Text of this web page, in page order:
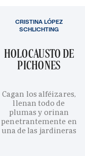
HOLOCAUSTO DE
PICHONES
Cagan los alféizares,
llenan todo de
plumas y orinan
penetrantemente en
una de las jardineras
CRISTINA LÓPEZ
SCHLICHTING